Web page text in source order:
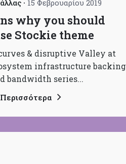
15 Φεβρουαρίου 2019
why you should
Stockie theme
& disruptive Valley at
infrastructure backing
bandwidth series...